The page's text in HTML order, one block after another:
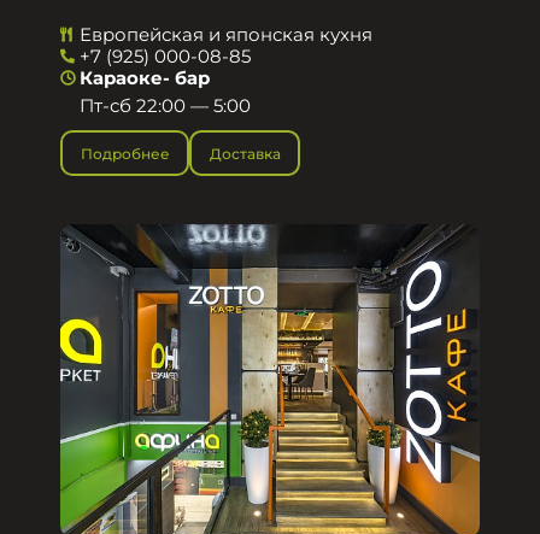
Европейская и японская кухня
+7 (925) 000-08-85
Караоке- бар
Пт-сб 22:00 — 5:00
Подробнее Доставка